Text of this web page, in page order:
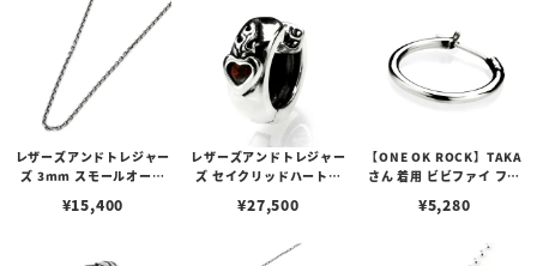
レザーズアンドトレジャー
ズ 3mm スモールオーバ
ブスタークラスプ＆LTロ
¥15,400
レザーズアンドトレジャー
ズ セイクリッドハートピ
¥27,500
【ONE OK ROCK】TAKA
さん 着用 ビビファイ フー
¥5,280